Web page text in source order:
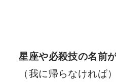
星座や必殺技の名前
（我に帰らなければ）